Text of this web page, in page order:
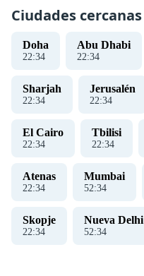
Ciudades cercanas
Doha
22:34
Abu Dhabi
22:34
Sharjah
22:34
Jerusalén
22:34
El Cairo
22:34
Tbilisi
22:34
Atenas
22:34
Mumbai
52:34
Skopje
22:34
Nueva Delhi
52:34